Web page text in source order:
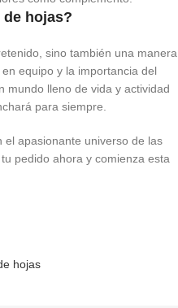
hojas?
sino también una manera
equipo y la importancia del
mundo lleno de vida y actividad
para siempre.
el apasionante universo de las
pedido ahora y comienza esta
hojas